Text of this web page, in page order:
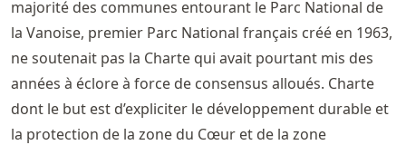
majorité des communes entourant le Parc National de
la Vanoise, premier Parc National français créé en 1963,
ne soutenait pas la Charte qui avait pourtant mis des
années à éclore à force de consensus alloués. Charte
dont le but est d’expliciter le développement durable et
la protection de la zone du Cœur et de la zone